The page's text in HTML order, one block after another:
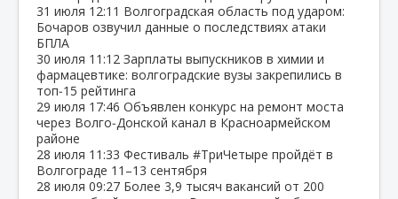
31 июля 12:11 Волгоградская область под ударом:
Бочаров озвучил данные о последствиях атаки
БПЛА
30 июля 11:12 Зарплаты выпускников в химии и
фармацевтике: волгоградские вузы закрепились в
топ‑15 рейтинга
29 июля 17:46 Объявлен конкурс на ремонт моста
через Волго‑Донской канал в Красноармейском
районе
28 июля 11:33 Фестиваль #ТриЧетыре пройдёт в
Волгограде 11–13 сентября
28 июля 09:27 Более 3,9 тысяч вакансий от 200